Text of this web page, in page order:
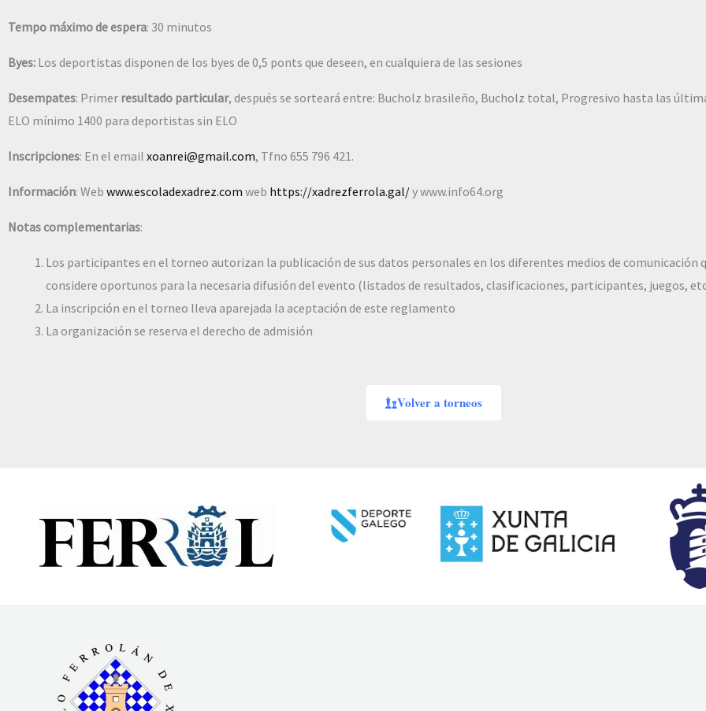
Tempo máximo de espera: 30 minutos
Byes: Los deportistas disponen de los byes de 0,5 ponts que deseen, en cualquiera de las sesiones
Desempates: Primer resultado particular, después se sorteará entre: Bucholz brasileño, Bucholz total, Progresivo hasta las
ELO mínimo 1400 para deportistas sin ELO
Inscripciones: En el email xoanrei@gmail.com, Tfno 655 796 421.
Información: Web www.escoladexadrez.com web https://xadrezferrola.gal/y www.info64.org
Notas complementarias:
Los participantes en el torneo autorizan la publicación de sus datos personales en los diferentes medios de comunicación
considere oportunos para la necesaria difusión del evento (listados de resultados, clasificaciones, participantes, juegos,
La inscripción en el torneo lleva aparejada la aceptación de este reglamento
La organización se reserva el derecho de admisión
Volver a torneos